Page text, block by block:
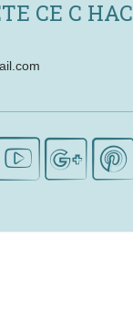
СЕ С НАС